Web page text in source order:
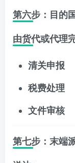
第六步：目的
由货代或代理
清关申报
税费处理
文件审核
第七步：末端